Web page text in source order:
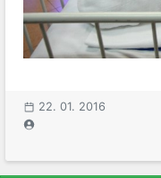
22. 01. 2016